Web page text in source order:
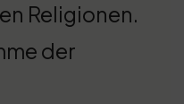
Religionen.
der